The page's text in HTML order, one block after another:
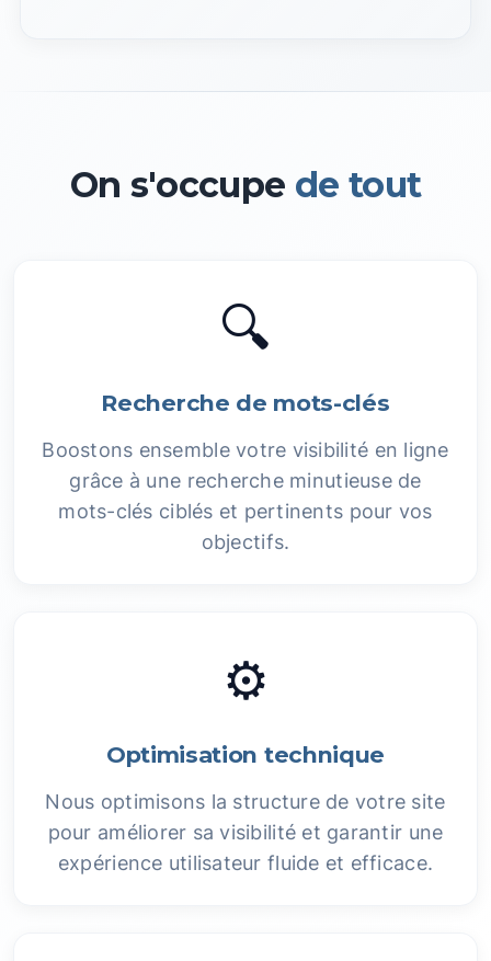
On s'occupe de tout
🔍
Recherche de mots-clés
Boostons ensemble votre visibilité en ligne
grâce à une recherche minutieuse de
mots-clés ciblés et pertinents pour vos
objectifs.
⚙️
Optimisation technique
Nous optimisons la structure de votre site
pour améliorer sa visibilité et garantir une
expérience utilisateur fluide et efficace.